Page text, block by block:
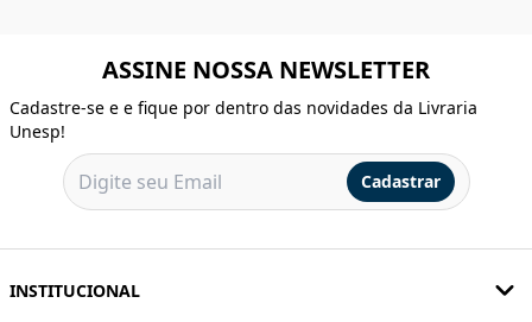
ASSINE NOSSA NEWSLETTER
Cadastre-se e e fique por dentro das novidades da Livraria
Unesp!
Cadastrar
INSTITUCIONAL